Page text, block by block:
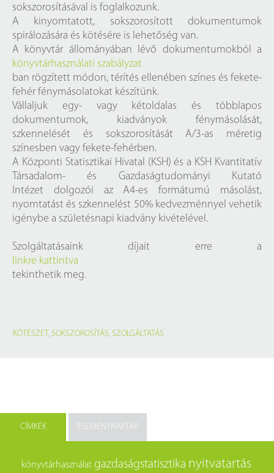
sokszorosításával is foglalkozunk.
A kinyomtatott, sokszorosított dokumentumok
spirálozására és kötésére is lehetőség van.
A könyvtár állományában lévő dokumentumokból a
könyvtárhasználati szabályzat
ban rögzített módon, térítés ellenében színes és fekete-
fehér fénymásolatokat készítünk.
Vállaljuk egy- vagy kétoldalas és többlapos
dokumentumok, kiadványok fénymásolását,
szkennelését és sokszorosítását A/3-as méretig
színesben vagy fekete-fehérben.
A Központi Statisztikai Hivatal (KSH) és a KSH Kvantitatív
Társadalom- és Gazdaságtudományi Kutató
Intézet dolgozói az A4-es formátumú másolást,
nyomtatást és szkennelést 50% kedvezménnyel vehetik
igénybe a születésnapi kiadvány kivételével.
Szolgáltatásaink díjait erre a
linkre kattintva
tekinthetik meg.
KÖTÉSZET, SOKSZOROSÍTÁS, SZOLGÁLTATÁS
CÍMKÉK ESEMÉNYNAPTÁR
könyvtárhasználat gazdaságstatisztika nyitvatartás